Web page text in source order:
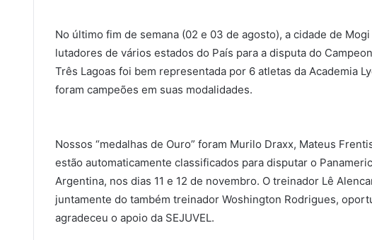
No último fim de semana (02 e 03 de agosto), a cidade de
lutadores de vários estados do País para a disputa do
Três Lagoas foi bem representada por 6 atletas da Academia
foram campeões em suas modalidades.
Nossos “medalhas de Ouro” foram Murilo Draxx, Mateus
estão automaticamente classificados para disputar o
Argentina, nos dias 11 e 12 de novembro. O treinador Lê
juntamente do também treinador Woshington Rodrigues,
agradeceu o apoio da SEJUVEL.